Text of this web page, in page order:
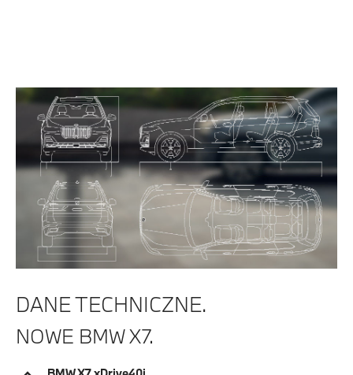
DANE TECHNICZNE.
NOWE BMW X7.